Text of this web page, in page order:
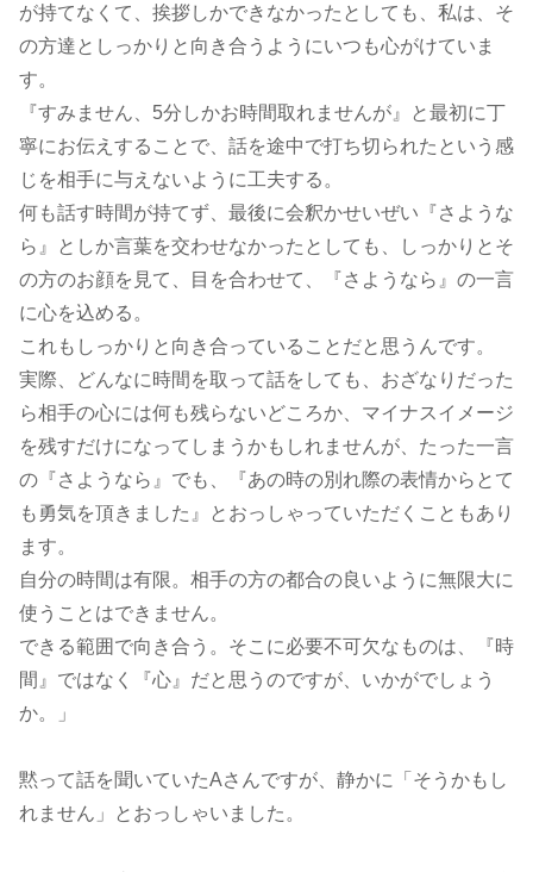
が持てなくて、挨拶しかできなかったとしても、私は、そ
の方達としっかりと向き合うようにいつも心がけていま
す。
『すみません、5分しかお時間取れませんが』と最初に丁
寧にお伝えすることで、話を途中で打ち切られたという感
じを相手に与えないように工夫する。
何も話す時間が持てず、最後に会釈かせいぜい『さような
ら』としか言葉を交わせなかったとしても、しっかりとそ
の方のお顔を見て、目を合わせて、『さようなら』の一言
に心を込める。
これもしっかりと向き合っていることだと思うんです。
実際、どんなに時間を取って話をしても、おざなりだった
ら相手の心には何も残らないどころか、マイナスイメージ
を残すだけになってしまうかもしれませんが、たった一言
の『さようなら』でも、『あの時の別れ際の表情からとて
も勇気を頂きました』とおっしゃっていただくこともあり
ます。
自分の時間は有限。相手の方の都合の良いように無限大に
使うことはできません。
できる範囲で向き合う。そこに必要不可欠なものは、『時
間』ではなく『心』だと思うのですが、いかがでしょう
か。」
黙って話を聞いていたAさんですが、静かに「そうかもし
れません」とおっしゃいました。